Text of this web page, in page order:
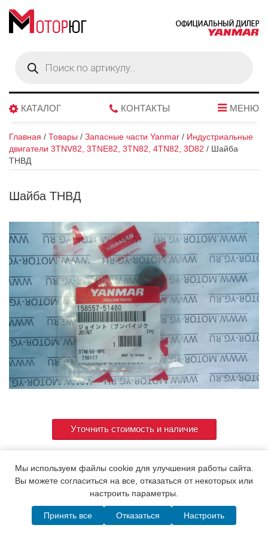
товаров
КАТАЛОГ КОНТАКТЫ МЕНЮ
Главная / Товары / Запасные части Yanmar / Индустриальные
двигатели 3TNV82, 3TNE82, 3TN82, 4TN82, 3D82 / Шайба
ТНВД
Шайба ТНВД
Уточнить стоимость и наличие
Артикул 158557-51480 ( 119254-51480 )
© 2015. Все права защищены.Мотор-Юг
Написать в MAX
Telegram WhatsApp Позвонить
Мы используем файлы cookie для улучшения работы сайта.
Вы можете согласиться на все, отказаться от некоторых или
настроить параметры.
Принять все Отказаться Настроить